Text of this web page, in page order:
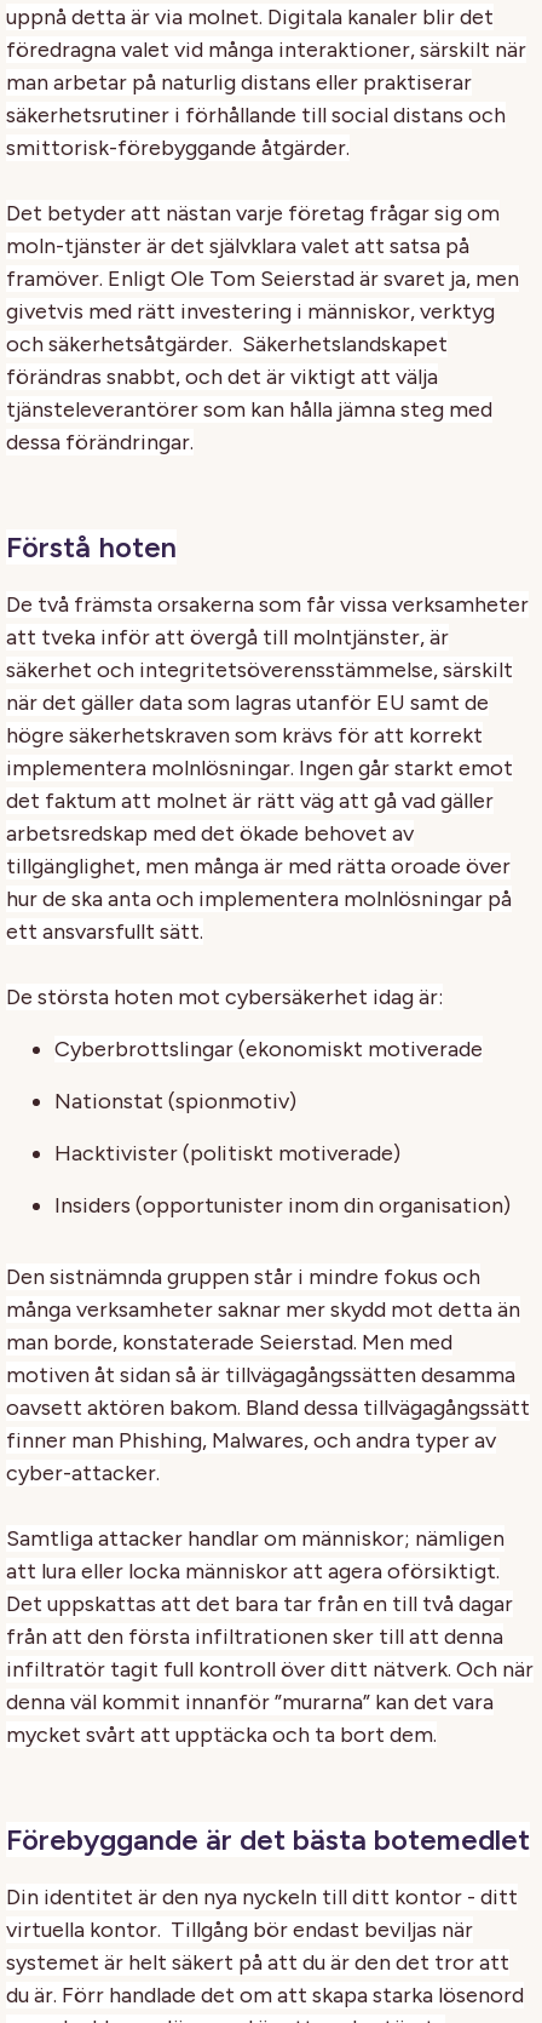
uppnå detta är via molnet. Digitala kanaler blir det
föredragna valet vid många interaktioner, särskilt när
man arbetar på naturlig distans eller praktiserar
säkerhetsrutiner i förhållande till social distans och
smittorisk-förebyggande åtgärder.
Det betyder att nästan varje företag frågar sig om
moln-tjänster är det självklara valet att satsa på
framöver. Enligt Ole Tom Seierstad är svaret ja, men
givetvis med rätt investering i människor, verktyg
och säkerhetsåtgärder. Säkerhetslandskapet
förändras snabbt, och det är viktigt att välja
tjänsteleverantörer som kan hålla jämna steg med
dessa förändringar.
Förstå hoten
De två främsta orsakerna som får vissa verksamheter
att tveka inför att övergå till molntjänster, är
säkerhet och integritetsöverensstämmelse, särskilt
när det gäller data som lagras utanför EU samt de
högre säkerhetskraven som krävs för att korrekt
implementera molnlösningar. Ingen går starkt emot
det faktum att molnet är rätt väg att gå vad gäller
arbetsredskap med det ökade behovet av
tillgänglighet, men många är med rätta oroade över
hur de ska anta och implementera molnlösningar på
ett ansvarsfullt sätt.
De största hoten mot cybersäkerhet idag är:
Cyberbrottslingar (ekonomiskt motiverade
Nationstat (spionmotiv)
Hacktivister (politiskt motiverade)
Insiders (opportunister inom din organisation)
Den sistnämnda gruppen står i mindre fokus och
många verksamheter saknar mer skydd mot detta än
man borde, konstaterade Seierstad. Men med
motiven åt sidan så är tillvägagångssätten desamma
oavsett aktören bakom. Bland dessa tillvägagångssätt
finner man Phishing, Malwares, och andra typer av
cyber-attacker.
Samtliga attacker handlar om människor; nämligen
att lura eller locka människor att agera oförsiktigt.
Det uppskattas att det bara tar från en till två dagar
från att den första infiltrationen sker till att denna
infiltratör tagit full kontroll över ditt nätverk. Och när
denna väl kommit innanför ”murarna” kan det vara
mycket svårt att upptäcka och ta bort dem.
Förebyggande är det bästa botemedlet
Din identitet är den nya nyckeln till ditt kontor - ditt
virtuella kontor. Tillgång bör endast beviljas när
systemet är helt säkert på att du är den det tror att
du är. Förr handlade det om att skapa starka lösenord